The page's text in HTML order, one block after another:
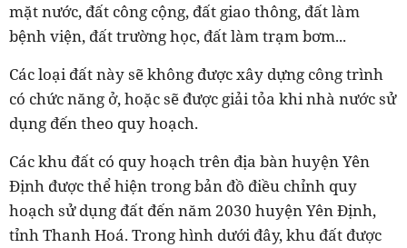
mặt nước, đất công cộng, đất giao thông, đất làm
bệnh viện, đất trường học, đất làm trạm bơm...
Các loại đất này sẽ không được xây dựng công trình
có chức năng ở, hoặc sẽ được giải tỏa khi nhà nước sử
dụng đến theo quy hoạch.
Các khu đất có quy hoạch trên địa bàn huyện Yên
Định được thể hiện trong bản đồ điều chỉnh quy
hoạch sử dụng đất đến năm 2030 huyện Yên Định,
tỉnh Thanh Hoá. Trong hình dưới đây, khu đất được